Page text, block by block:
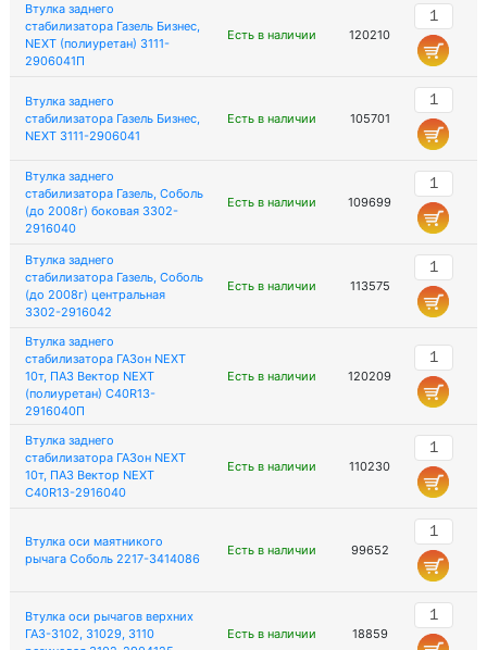
Втулка заднего
стабилизатора Газель Бизнес,
NEXT (полиуретан) 3111-
2906041П
Есть в наличии 120210
Втулка заднего
стабилизатора Газель Бизнес,
NEXT 3111-2906041
Есть в наличии 105701
Втулка заднего
стабилизатора Газель, Соболь
(до 2008г) боковая 3302-
2916040
Есть в наличии 109699
Втулка заднего
стабилизатора Газель, Соболь
(до 2008г) центральная
3302-2916042
Есть в наличии 113575
Втулка заднего
стабилизатора ГАЗон NEXT
10т, ПАЗ Вектор NEXT
(полиуретан) C40R13-
2916040П
Есть в наличии 120209
Втулка заднего
стабилизатора ГАЗон NEXT
10т, ПАЗ Вектор NEXT
C40R13-2916040
Есть в наличии 110230
Втулка оси маятникого
рычага Соболь 2217-3414086
Есть в наличии 99652
Втулка оси рычагов верхних
ГАЗ-3102, 31029, 3110
Есть в наличии 18859